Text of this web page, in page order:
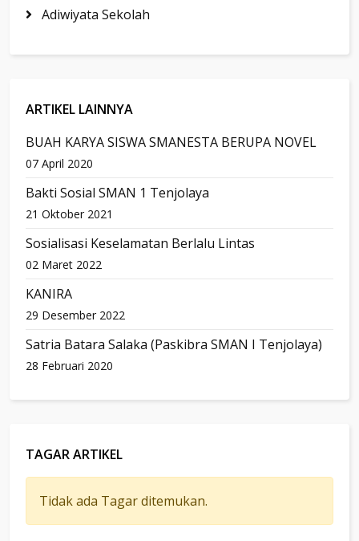
Adiwiyata Sekolah
ARTIKEL LAINNYA
BUAH KARYA SISWA SMANESTA BERUPA NOVEL
07 April 2020
Bakti Sosial SMAN 1 Tenjolaya
21 Oktober 2021
Sosialisasi Keselamatan Berlalu Lintas
02 Maret 2022
KANIRA
29 Desember 2022
Satria Batara Salaka (Paskibra SMAN I Tenjolaya)
28 Februari 2020
TAGAR ARTIKEL
Tidak ada Tagar ditemukan.